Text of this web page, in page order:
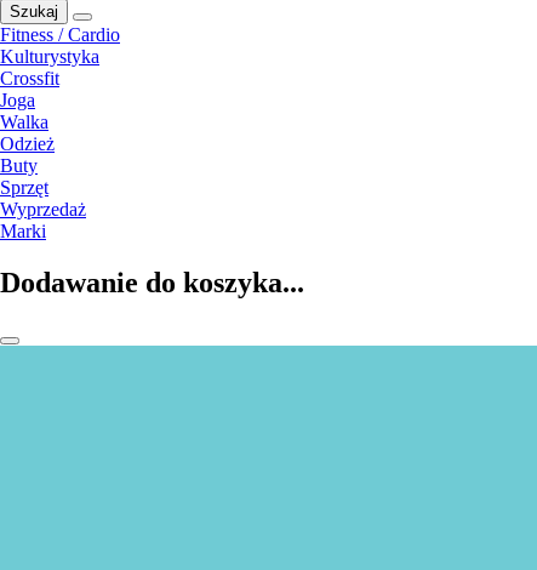
Szukaj
Fitness / Cardio
Kulturystyka
Crossfit
Joga
Walka
Odzież
Buty
Sprzęt
Wyprzedaż
Marki
Dodawanie do koszyka...